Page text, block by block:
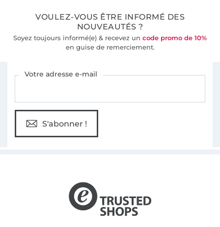
VOULEZ-VOUS ÊTRE INFORMÉ DES
NOUVEAUTÉS ?
Soyez toujours informé(e) & recevez un code promo de 10%
en guise de remerciement.
Votre adresse e-mail
S'abonner !